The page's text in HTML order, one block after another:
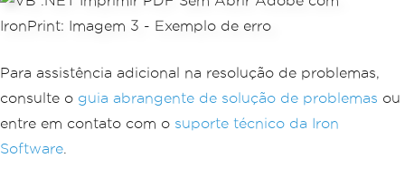
Para assistência adicional na resolução de problemas,
consulte o guia abrangente de solução de problemas ou
entre em contato com o suporte técnico da Iron
Software